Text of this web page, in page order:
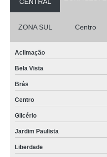
ZONA SUL Centro
Aclimação
Bela Vista
Brás
Centro
Glicério
Jardim Paulista
Liberdade